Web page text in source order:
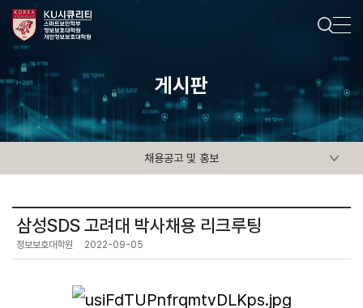
게시판
채용공고 및 홍보
삼성SDS 고려대 박사채용 리크루팅
정보보호대학원 2022-09-05